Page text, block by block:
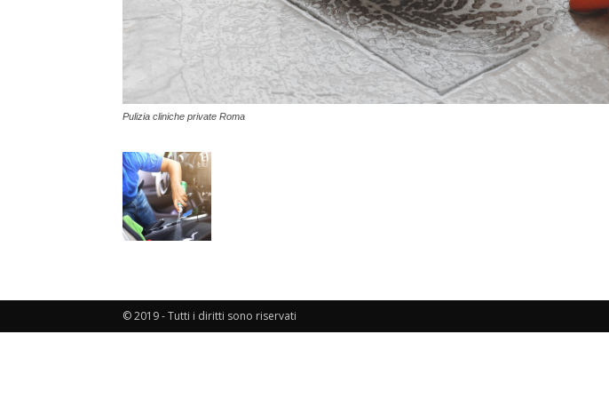
Pulizia cliniche private Roma
© 2019 - Tutti i diritti sono riservati